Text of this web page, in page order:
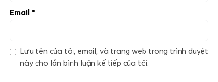
Email *
Lưu tên của tôi, email, và trang web trong trình duyệt
này cho lần bình luận kế tiếp của tôi.